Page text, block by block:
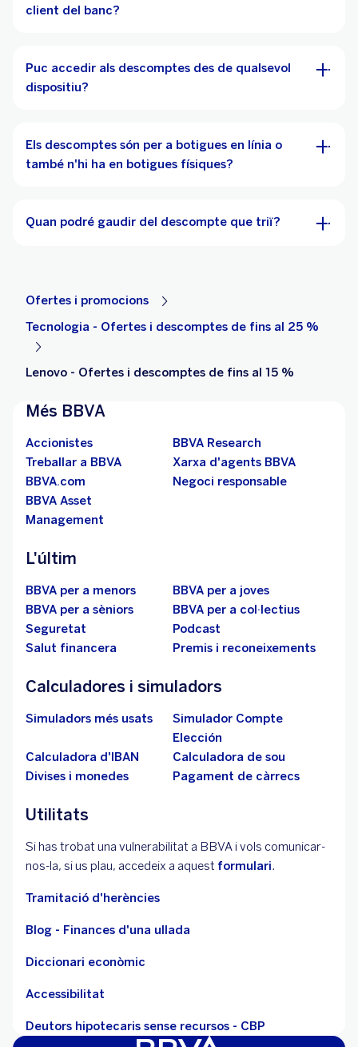
client del banc?
Puc accedir als descomptes des de qualsevol
dispositiu?
Els descomptes són per a botigues en línia o
també n'hi ha en botigues físiques?
Quan podré gaudir del descompte que triï?
Ofertes i promocions
Tecnologia - Ofertes i descomptes de fins al 25 %
Lenovo - Ofertes i descomptes de fins al 15 %
Més BBVA
Accionistes
BBVA Research
Treballar a BBVA
Xarxa d'agents BBVA
BBVA.com
Negoci responsable
BBVA Asset
Management
L'últim
BBVA per a menors
BBVA per a joves
BBVA per a sèniors
BBVA per a col·lectius
Seguretat
Podcast
Salut financera
Premis i reconeixements
Calculadores i simuladors
Simuladors més usats
Simulador Compte
Elección
Calculadora d'IBAN
Calculadora de sou
Divises i monedes
Pagament de càrrecs
Utilitats
Si has trobat una vulnerabilitat a BBVA i vols comunicar-
nos-la, si us plau, accedeix a aquest formulari.
Tramitació d'herències
Blog - Finances d'una ullada
Diccionari econòmic
Accessibilitat
Deutors hipotecaris sense recursos - CBP